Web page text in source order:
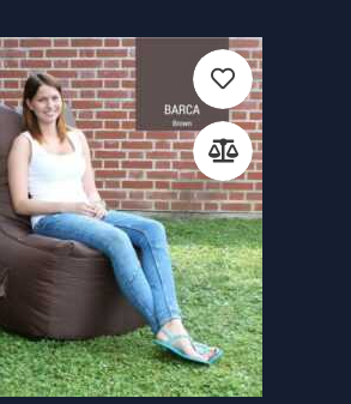
.00 € — 120.00 €